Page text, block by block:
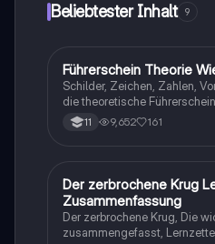
Beliebtester Inhalt 9
Lerntipps
Führerschein Theorie
Schilder, Zeichen, Zahlen,
die theoretische
11 9,652 161
Deutsch
Der zerbrochene Krug
Zusammenfassung
Der zerbrochene Krug, Die
zusammengefasst,